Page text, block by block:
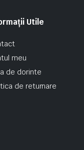
Utile
meu
de dorinte
de returnare